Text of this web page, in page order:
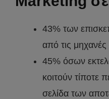
43% των
από τις
45% όσων
κοιτούν τίποτε
σελίδα των